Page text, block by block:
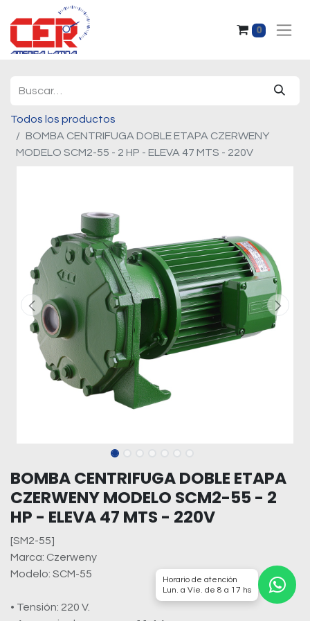
0
Todos los productos
BOMBA CENTRIFUGA DOBLE ETAPA CZERWENY
MODELO SCM2-55 - 2 HP - ELEVA 47 MTS - 220V
BOMBA CENTRIFUGA DOBLE ETAPA
CZERWENY MODELO SCM2-55 - 2
HP - ELEVA 47 MTS - 220V
[SM2-55]
Marca: Czerweny
Modelo: SCM-55
• Tensión: 220 V.
Horario de atención
Lun. a Vie. de 8 a 17 hs